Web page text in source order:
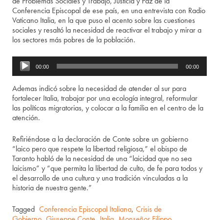
Conferencia Episcopal de ese país, en una entrevista con Radio
Vaticano Italia, en la que puso el acento sobre las cuestiones
sociales y resaltó la necesidad de reactivar el trabajo y mirar a
los sectores más pobres de la población.
Audio
Player
00:00 00:00
Ademas indicó sobre la necesidad de atender al sur para
fortalecer Italia, trabajar por una ecología integral, reformular
las políticas migratorias, y colocar a la familia en el centro de la
atención.
Refiriéndose a la declaración de Conte sobre un gobierno
“laico pero que respete la libertad religiosa,” el obispo de
Taranto habló de la necesidad de una “laicidad que no sea
laicismo” y “que permita la libertad de culto, de fe para todos y
el desarrollo de una cultura y una tradición vinculadas a la
historia de nuestra gente.”
Tagged Conferencia Episcopal Italiana, Crisis de